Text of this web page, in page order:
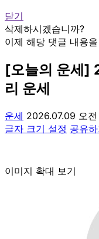
닫기
삭제하시겠습니까?
이제 해당 댓글 내용
[오늘의 운세]
리 운세
운세 2026.07.09 오
글자 크기 설정 공유
이미지 확대 보기